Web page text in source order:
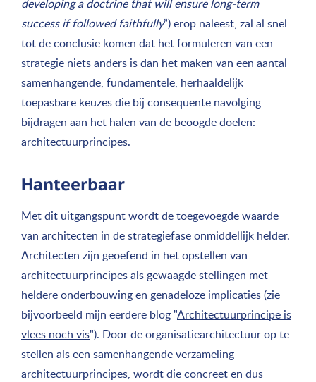
developing a doctrine that will ensure long-term
success if followed faithfully”) erop naleest, zal al snel
tot de conclusie komen dat het formuleren van een
strategie niets anders is dan het maken van een aantal
samenhangende, fundamentele, herhaaldelijk
toepasbare keuzes die bij consequente navolging
bijdragen aan het halen van de beoogde doelen:
architectuurprincipes.
Hanteerbaar
Met dit uitgangspunt wordt de toegevoegde waarde
van architecten in de strategiefase onmiddellijk helder.
Architecten zijn geoefend in het opstellen van
architectuurprincipes als gewaagde stellingen met
heldere onderbouwing en genadeloze implicaties (zie
bijvoorbeeld mijn eerdere blog "Architectuurprincipe is
vlees noch vis"). Door de organisatiearchitectuur op te
stellen als een samenhangende verzameling
architectuurprincipes, wordt die concreet en dus